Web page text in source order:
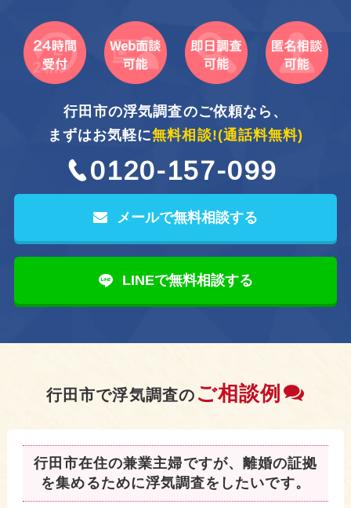
行田市の浮気調査のご依頼なら、
まずはお気軽に無料相談!(通話料無料)
0120-157-099
メールで無料相談する
LINEで無料相談する
行田市で浮気調査の ご相談例
行田市在住の兼業主婦ですが、離婚の証拠
を集めるために浮気調査をしたいです。